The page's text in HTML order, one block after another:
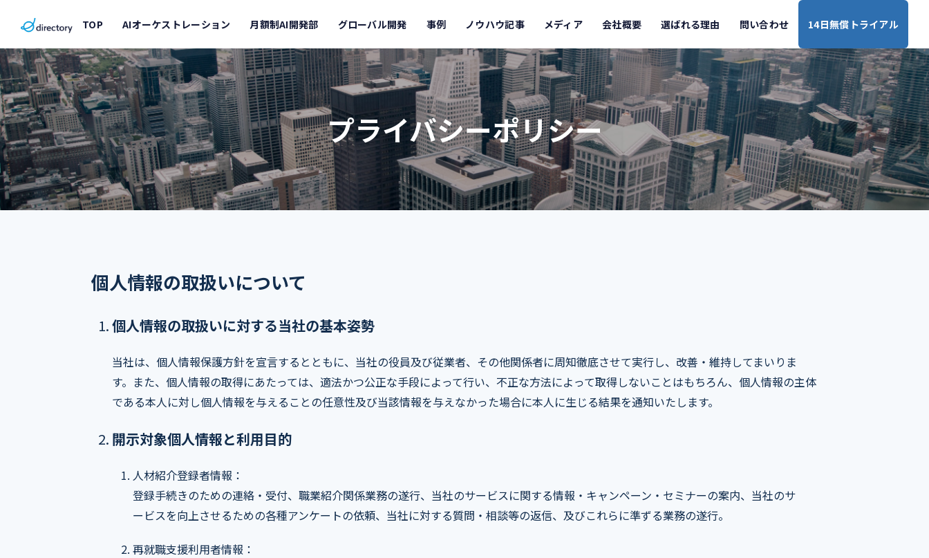
TOP AIオーケストレーション 月額制AI開発部 グローバル開発 事例 ノウハウ記事 メディア 会社概要 選ばれる理由 問い合わせ 14日無償トライアル
プライバシーポリシー
個人情報の取扱いについて
個人情報の取扱いに対する当社の基本姿勢
当社は、個人情報保護方針を宣言するとともに、当社の役員及び従業者、その他関係者に周知徹底させて実行し、改善・維持してまいりま
す。また、個人情報の取得にあたっては、適法かつ公正な手段によって行い、不正な方法によって取得しないことはもちろん、個人情報の主体
である本人に対し個人情報を与えることの任意性及び当該情報を与えなかった場合に本人に生じる結果を通知いたします。
開示対象個人情報と利用目的
人材紹介登録者情報：
登録手続きのための連絡・受付、職業紹介関係業務の遂行、当社のサービスに関する情報・キャンペーン・セミナーの案内、当社のサ
ービスを向上させるための各種アンケートの依頼、当社に対する質問・相談等の返信、及びこれらに準ずる業務の遂行。
再就職支援利用者情報：